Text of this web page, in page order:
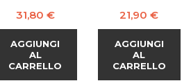
Prezzo
31,80 €
AGGIUNGI
AL
CARRELLO
Prezzo
21,90 €
AGGIUNGI
AL
CARRELLO